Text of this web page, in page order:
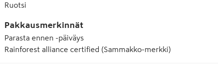
Ruotsi
Pakkausmerkinnät
Parasta ennen -päiväys
Rainforest alliance certified (Sammakko-merkki)